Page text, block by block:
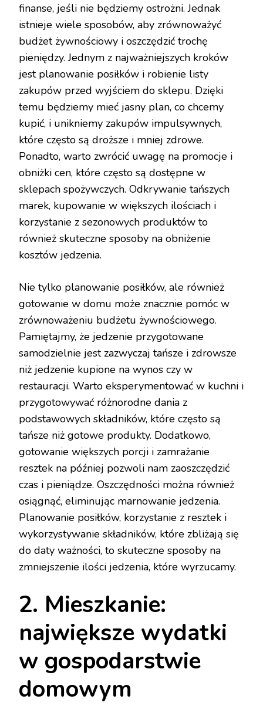
finanse, jeśli nie będziemy ostrożni. Jednak
istnieje wiele sposobów, aby zrównoważyć
budżet żywnościowy i oszczędzić trochę
pieniędzy. Jednym z najważniejszych kroków
jest planowanie posiłków i robienie listy
zakupów przed wyjściem do sklepu. Dzięki
temu będziemy mieć jasny plan, co chcemy
kupić, i unikniemy zakupów impulsywnych,
które często są droższe i mniej zdrowe.
Ponadto, warto zwrócić uwagę na promocje i
obniżki cen, które często są dostępne w
sklepach spożywczych. Odkrywanie tańszych
marek, kupowanie w większych ilościach i
korzystanie z sezonowych produktów to
również skuteczne sposoby na obniżenie
kosztów jedzenia.
Nie tylko planowanie posiłków, ale również
gotowanie w domu może znacznie pomóc w
zrównoważeniu budżetu żywnościowego.
Pamiętajmy, że jedzenie przygotowane
samodzielnie jest zazwyczaj tańsze i zdrowsze
niż jedzenie kupione na wynos czy w
restauracji. Warto eksperymentować w kuchni i
przygotowywać różnorodne dania z
podstawowych składników, które często są
tańsze niż gotowe produkty. Dodatkowo,
gotowanie większych porcji i zamrażanie
resztek na później pozwoli nam zaoszczędzić
czas i pieniądze. Oszczędności można również
osiągnąć, eliminując marnowanie jedzenia.
Planowanie posiłków, korzystanie z resztek i
wykorzystywanie składników, które zbliżają się
do daty ważności, to skuteczne sposoby na
zmniejszenie ilości jedzenia, które wyrzucamy.
2. Mieszkanie:
największe wydatki
w gospodarstwie
domowym